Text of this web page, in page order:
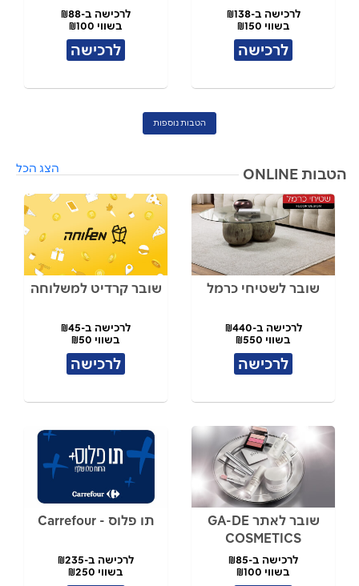
לרכישה ב-₪138
בשווי ₪150
לרכישה
לרכישה ב-₪88
בשווי ₪100
לרכישה
הטבות נוספות
הטבות ONLINE הצג הכל
שובר לשטיחי כרמל
לרכישה ב-₪440
בשווי ₪550
לרכישה
שובר קרדיט למשלוחה
לרכישה ב-₪45
בשווי ₪50
לרכישה
שובר לאתר GA-DE
COSMETICS
לרכישה ב-₪85
בשווי ₪100
תו פלוס - Carrefour
לרכישה ב-₪235
בשווי ₪250